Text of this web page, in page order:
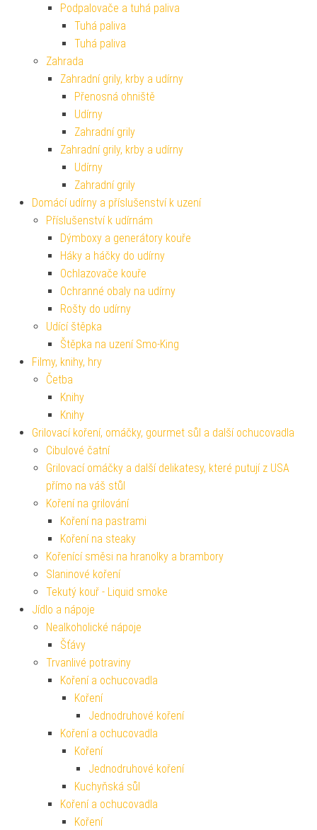
Podpalovače a tuhá paliva
Tuhá paliva
Tuhá paliva
Zahrada
Zahradní grily, krby a udírny
Přenosná ohniště
Udírny
Zahradní grily
Zahradní grily, krby a udírny
Udírny
Zahradní grily
Domácí udírny a příslušenství k uzení
Příslušenství k udírnám
Dýmboxy a generátory kouře
Háky a háčky do udírny
Ochlazovače kouře
Ochranné obaly na udírny
Rošty do udírny
Udící štěpka
Štěpka na uzení Smo-King
Filmy, knihy, hry
Četba
Knihy
Knihy
Grilovací koření, omáčky, gourmet sůl a další ochucovadla
Cibulové čatní
Grilovací omáčky a další delikatesy, které putují z USA
přímo na váš stůl
Koření na grilování
Koření na pastrami
Koření na steaky
Kořenící směsi na hranolky a brambory
Slaninové koření
Tekutý kouř - Liquid smoke
Jídlo a nápoje
Nealkoholické nápoje
Šťávy
Trvanlivé potraviny
Koření a ochucovadla
Koření
Jednodruhové koření
Koření a ochucovadla
Koření
Jednodruhové koření
Kuchyňská sůl
Koření a ochucovadla
Koření